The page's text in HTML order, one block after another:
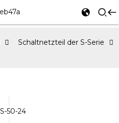
Schaltnetzteil der S-Serie